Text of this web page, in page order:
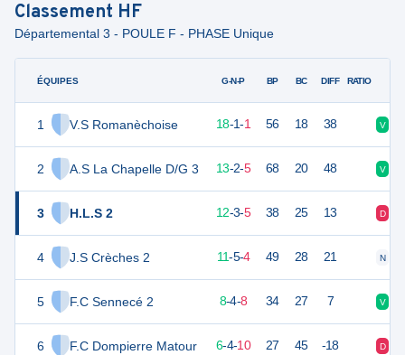
Classement HF
Départemental 3 - POULE F - PHASE Unique
ÉQUIPES
1 V.S Romanèchoise
2 A.S La Chapelle D/G 3
3 H.L.S 2
4 J.S Crèches 2
5 F.C Sennecé 2
6 F.C Dompierre Matour
G-N-P BP BC DIFF RATIO
55 18-1-1 56 18 38 V
41 20 13-2-5 68 20 48 V
12-3-5 38 25 13 D
11-5-4 49 28 21 N
8-4-8 34 27 7 V
22 20 6-4-10 27 45 -18 D